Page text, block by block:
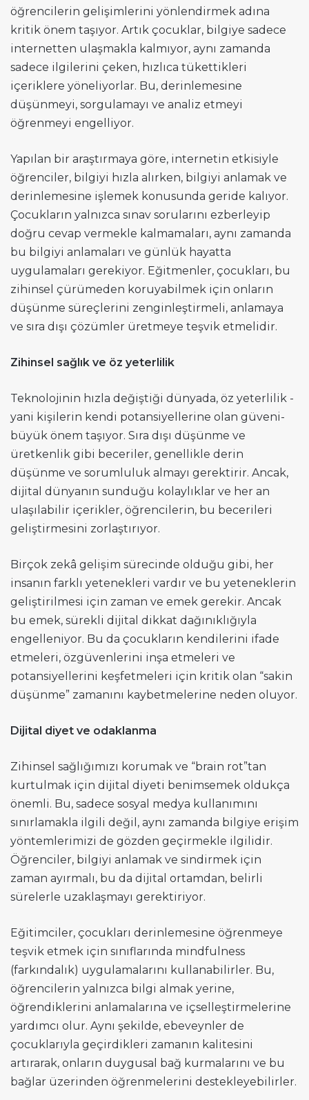
öğrencilerin gelişimlerini yönlendirmek adına
kritik önem taşıyor. Artık çocuklar, bilgiye sadece
internetten ulaşmakla kalmıyor, aynı zamanda
sadece ilgilerini çeken, hızlıca tükettikleri
içeriklere yöneliyorlar. Bu, derinlemesine
düşünmeyi, sorgulamayı ve analiz etmeyi
öğrenmeyi engelliyor.
Yapılan bir araştırmaya göre, internetin etkisiyle
öğrenciler, bilgiyi hızla alırken, bilgiyi anlamak ve
derinlemesine işlemek konusunda geride kalıyor.
Çocukların yalnızca sınav sorularını ezberleyip
doğru cevap vermekle kalmamaları, aynı zamanda
bu bilgiyi anlamaları ve günlük hayatta
uygulamaları gerekiyor. Eğitmenler, çocukları, bu
zihinsel çürümeden koruyabilmek için onların
düşünme süreçlerini zenginleştirmeli, anlamaya
ve sıra dışı çözümler üretmeye teşvik etmelidir.
Zihinsel sağlık ve öz yeterlilik
Teknolojinin hızla değiştiği dünyada, öz yeterlilik -
yani kişilerin kendi potansiyellerine olan güveni-
büyük önem taşıyor. Sıra dışı düşünme ve
üretkenlik gibi beceriler, genellikle derin
düşünme ve sorumluluk almayı gerektirir. Ancak,
dijital dünyanın sunduğu kolaylıklar ve her an
ulaşılabilir içerikler, öğrencilerin, bu becerileri
geliştirmesini zorlaştırıyor.
Birçok zekâ gelişim sürecinde olduğu gibi, her
insanın farklı yetenekleri vardır ve bu yeteneklerin
geliştirilmesi için zaman ve emek gerekir. Ancak
bu emek, sürekli dijital dikkat dağınıklığıyla
engelleniyor. Bu da çocukların kendilerini ifade
etmeleri, özgüvenlerini inşa etmeleri ve
potansiyellerini keşfetmeleri için kritik olan “sakin
düşünme” zamanını kaybetmelerine neden oluyor.
Dijital diyet ve odaklanma
Zihinsel sağlığımızı korumak ve “brain rot”tan
kurtulmak için dijital diyeti benimsemek oldukça
önemli. Bu, sadece sosyal medya kullanımını
sınırlamakla ilgili değil, aynı zamanda bilgiye erişim
yöntemlerimizi de gözden geçirmekle ilgilidir.
Öğrenciler, bilgiyi anlamak ve sindirmek için
zaman ayırmalı, bu da dijital ortamdan, belirli
sürelerle uzaklaşmayı gerektiriyor.
Eğitimciler, çocukları derinlemesine öğrenmeye
teşvik etmek için sınıflarında mindfulness
(farkındalık) uygulamalarını kullanabilirler. Bu,
öğrencilerin yalnızca bilgi almak yerine,
öğrendiklerini anlamalarına ve içselleştirmelerine
yardımcı olur. Aynı şekilde, ebeveynler de
çocuklarıyla geçirdikleri zamanın kalitesini
artırarak, onların duygusal bağ kurmalarını ve bu
bağlar üzerinden öğrenmelerini destekleyebilirler.